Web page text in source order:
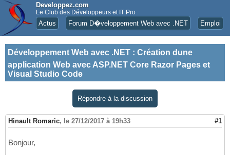
Developpez.com
Le Club des Développeurs et IT Pro
Actus Forum D�veloppement Web avec .NET Emploi
Développement Web avec .NET : Création dune
application Web avec ASP.NET Core Razor Pages et
Visual Studio Code
Répondre à la discussion
Hinault Romaric, le 27/12/2017 à 19h33 #1
Bonjour,